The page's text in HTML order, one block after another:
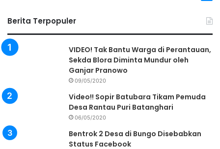
Berita Terpopuler
VIDEO! Tak Bantu Warga di Perantauan,
Sekda Blora Diminta Mundur oleh
Ganjar Pranowo
09/05/2020
Video!! Sopir Batubara Tikam Pemuda
Desa Rantau Puri Batanghari
06/05/2020
Bentrok 2 Desa di Bungo Disebabkan
Status Facebook